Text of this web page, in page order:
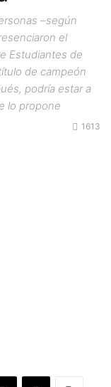
–según
el
Estudiantes de
de campeón
podría estar a
lo propone
1613